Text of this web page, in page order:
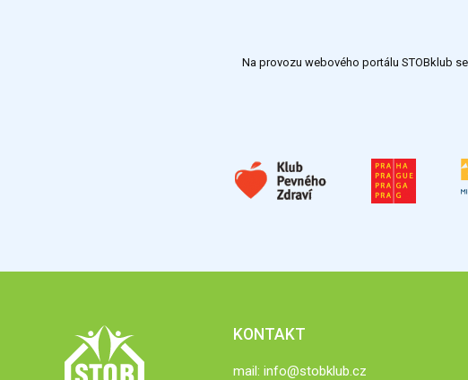
Na provozu webového portálu STOBklub
KONTAKT
mail: info@stobklub.cz